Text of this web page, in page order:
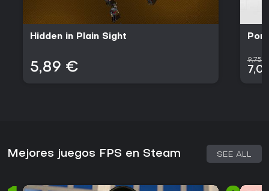
Hidden in Plain Sight
5,89 €
9,75
Mejores juegos FPS en Steam SEE ALL